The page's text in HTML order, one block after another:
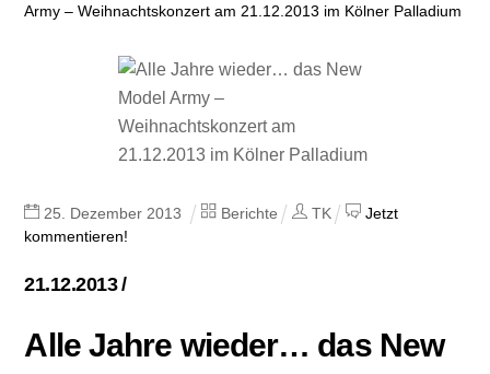
Army – Weihnachtskonzert am 21.12.2013 im Kölner Palladium
25 Dezember 2013 Berichte TK
Jetzt
kommentieren!
21.12.2013 /
Alle Jahre wieder… das New